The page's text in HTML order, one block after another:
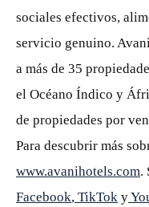
sociales efectivos,
servicio genuino.
a más de 35
el Océano Índico y
de propiedades por
Para descubrir más
www.avanihotels.com.
Facebook, TikTok y